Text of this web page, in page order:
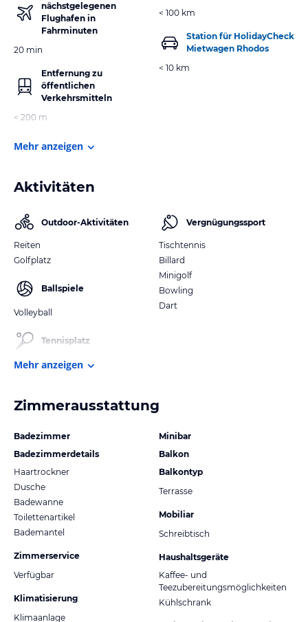
nächstgelegenen
Flughafen in
Fahrminuten
20 min
Entfernung zu
öffentlichen
Verkehrsmitteln
< 200 m
< 100 km
Station für HolidayCheck
Mietwagen Rhodos
< 10 km
Mehr anzeigen
Aktivitäten
Outdoor-Aktivitäten
Reiten
Golfplatz
Ballspiele
Volleyball
Tennisplatz
Vergnügungssport
Tischtennis
Billard
Minigolf
Bowling
Dart
Mehr anzeigen
Zimmerausstattung
Badezimmer
Badezimmerdetails
Haartrockner
Dusche
Badewanne
Toilettenartikel
Bademantel
Zimmerservice
Verfügbar
Klimatisierung
Klimaanlage
Minibar
Balkon
Balkontyp
Terrasse
Mobiliar
Schreibtisch
Haushaltsgeräte
Kaffee- und
Teezubereitungsmöglichkeiten
Kühlschrank